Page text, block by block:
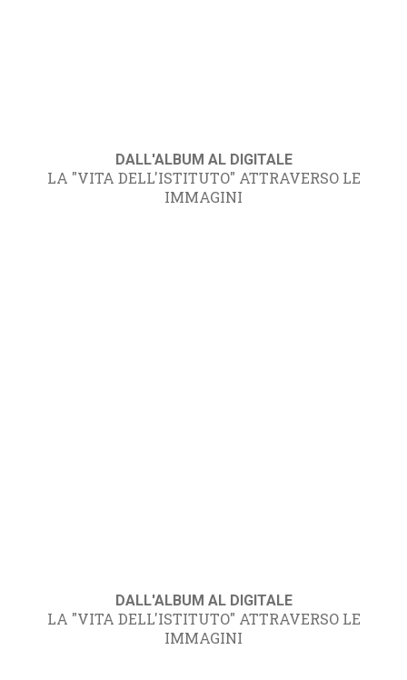
DALL'ALBUM AL DIGITALE
LA "VITA DELL'ISTITUTO" ATTRAVERSO LE
IMMAGINI
DALL'ALBUM AL DIGITALE
LA "VITA DELL'ISTITUTO" ATTRAVERSO LE
IMMAGINI